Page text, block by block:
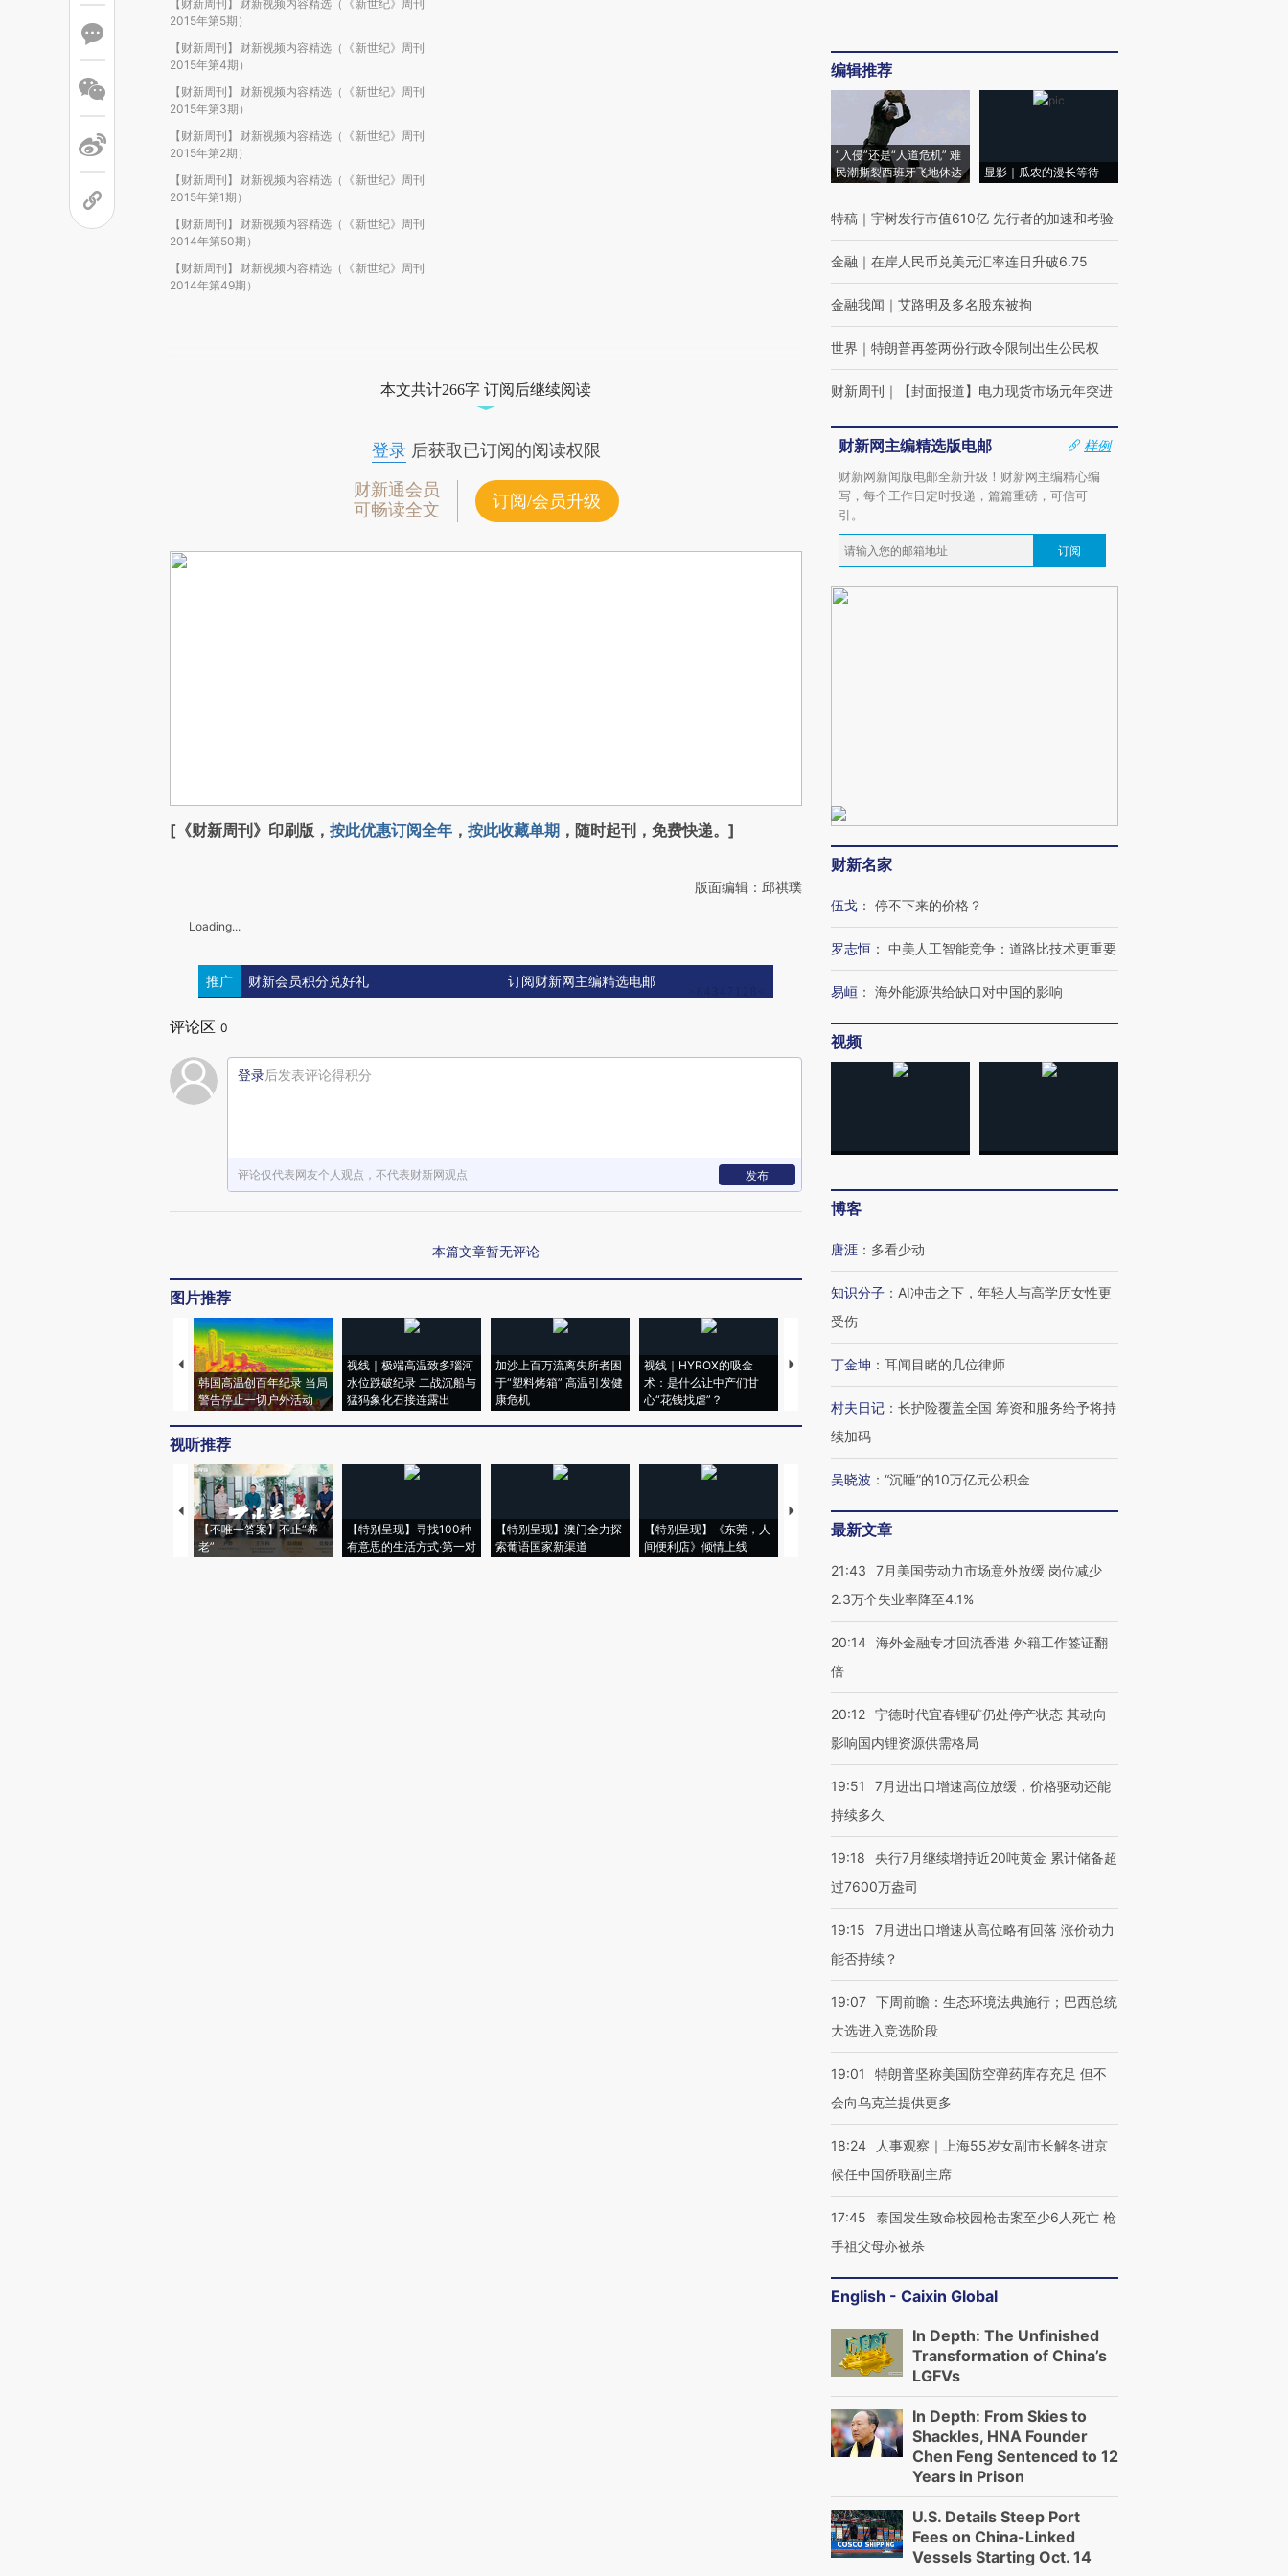
【财新周刊】财新视频内容精选（《新世纪》周刊
2015年第5期）
【财新周刊】财新视频内容精选（《新世纪》周刊
2015年第4期）
【财新周刊】财新视频内容精选（《新世纪》周刊
2015年第3期）
【财新周刊】财新视频内容精选（《新世纪》周刊
2015年第2期）
【财新周刊】财新视频内容精选（《新世纪》周刊
2015年第1期）
【财新周刊】财新视频内容精选（《新世纪》周刊
2014年第50期）
【财新周刊】财新视频内容精选（《新世纪》周刊
2014年第49期）
本文共计266字 订阅后继续阅读
登录后获取已订阅的阅读权限
财新通会员
可畅读全文
订阅/会员升级
[《财新周刊》印刷版， 按此优惠订阅全年 ， 按此收藏单期 ，随时起刊，免费快递。]
版面编辑：邱祺璞
Loading...
推广 财新会员积分兑好礼 订阅财新网主编精选电邮
评论区 0
登录后发表评论得积分
评论仅代表网友个人观点，不代表财新网观点 发布
本篇文章暂无评论
图片推荐
韩国高温创百年纪录 当局
警告停止一切户外活动
视线｜极端高温致多瑙河
水位跌破纪录 二战沉船与
猛犸象化石接连露出
加沙上百万流离失所者困
于“塑料烤箱” 高温引发健
康危机
视线｜HYROX的吸金
术：是什么让中产们甘
心“花钱找虐”？
马航飞行员跨国走私7万
粒摇头丸 尿检体内含3种
视线｜被称为“蟑螂”的印
度Z世代 用街头抗争将教
育部长拱下台
机”？难民潮撕裂西班牙
飞地休达
视听推荐
【不唯一答案】不止“养
老”
【特别呈现】寻找100种
有意思的生活方式·第一对
【特别呈现】澳门全力探
索葡语国家新渠道
【特别呈现】《东莞，人
间便利店》倾情上线
【推广】走进第四届链博
会，让数智科技“链”接产
【商旅对话】华住集团
编辑推荐
“入侵”还是“人道危机” 难
民潮撕裂西班牙飞地休达
显影｜瓜农的漫长等待
特稿 ｜ 宇树发行市值610亿 先行者的加速和考验
金融 ｜ 在岸人民币兑美元汇率连日升破6.75
金融我闻 ｜ 艾路明及多名股东被拘
世界 ｜ 特朗普再签两份行政令限制出生公民权
财新周刊 ｜ 【封面报道】电力现货市场元年突进
财新网主编精选版电邮
样例
财新网新闻版电邮全新升级！财新网主编精心编
写，每个工作日定时投递，篇篇重磅，可信可
引。
订阅
财新名家
伍戈 ： 停不下来的价格？
罗志恒 ： 中美人工智能竞争：道路比技术更重要
易峘 ： 海外能源供给缺口对中国的影响
视频
博客
唐涯 ： 多看少动
知识分子 ： AI冲击之下，年轻人与高学历女性更
受伤
丁金坤 ： 耳闻目睹的几位律师
村夫日记 ： 长护险覆盖全国 筹资和服务给予将持
续加码
吴晓波 ： “沉睡”的10万亿元公积金
最新文章
21:43
7月美国劳动力市场意外放缓 岗位减少
2.3万个失业率降至4.1%
20:14 海外金融专才回流香港 外籍工作签证翻
倍
20:12 宁德时代宜春锂矿仍处停产状态 其动向
影响国内锂资源供需格局
19:51
7月进出口增速高位放缓，价格驱动还能
持续多久
19:18
央行7月继续增持近20吨黄金 累计储备超
过7600万盎司
19:15
7月进出口增速从高位略有回落 涨价动力
能否持续？
19:07 下周前瞻：生态环境法典施行；巴西总统
大选进入竞选阶段
19:01
特朗普坚称美国防空弹药库存充足 但不
会向乌克兰提供更多
18:24
人事观察｜上海55岁女副市长解冬进京
候任中国侨联副主席
17:45
泰国发生致命校园枪击案至少6人死亡 枪
手祖父母亦被杀
English - Caixin Global
In Depth: The Unfinished
Transformation of China’s
LGFVs
In Depth: From Skies to
Shackles, HNA Founder
Chen Feng Sentenced to 12
Years in Prison
U.S. Details Steep Port
Fees on China-Linked
Vessels Starting Oct. 14